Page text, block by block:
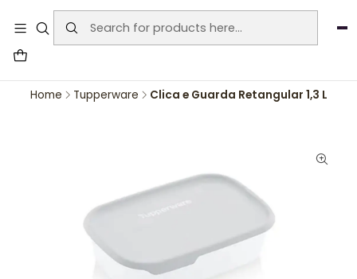
User-agent: * Allow: / Sitemap:
https://www.auraemporium.pt/sitemap.xml
Home Tupperware Clica e Guarda Retangular 1,3 L